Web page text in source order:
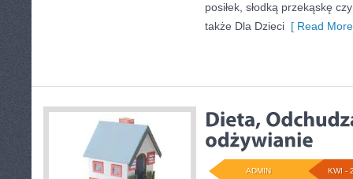
posiłek, słodką przekąskę
także Dla Dzieci [ Read
KWI -
ADMIN